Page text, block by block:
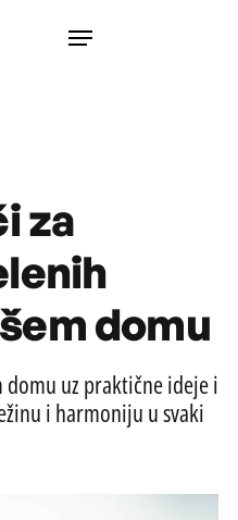
za
domu
uz praktične ideje i
i harmoniju u svaki